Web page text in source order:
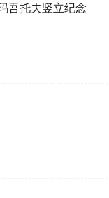
吾托夫竖立纪念